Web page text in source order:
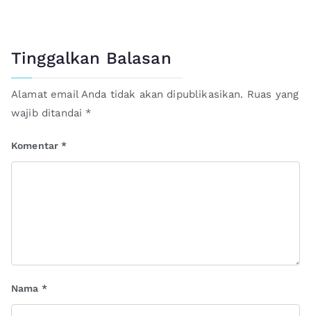
Tinggalkan Balasan
Alamat email Anda tidak akan dipublikasikan. Ruas yang
wajib ditandai *
Komentar*
Nama *